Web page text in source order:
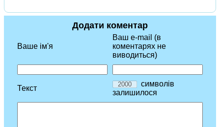
Додати коментар
Ваше ім'я
Ваш e-mail (в
коментарях не
виводиться)
Текст
символів
залишилося